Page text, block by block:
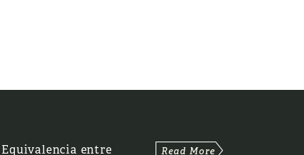
entre